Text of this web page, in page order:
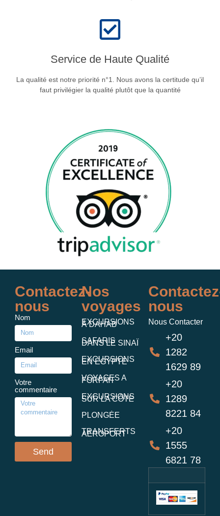
Service de Haute Qualité
La qualité est notre priorité n°1. Nous avons la certitude qu’il
faut privilégier la qualité plutôt que la quantité
Contactez-
nous
Nom
Email
Votre
commentaire
Send
Nos
voyages
EXCURSIONS
À DAHAB
SAFARIS
DANS LE SINAÏ
EXCURSIONS
EN ÉGYPTE
VOYAGES A
FORFAIT
EXCURSIONS
SUR LA CÔTE
PLONGĖE
TRANSFERTS
AĖROPORT
nous
Nous Contacter
+20
1282
1629 89
+20
1289
8221 84
+20
1555
6821 78